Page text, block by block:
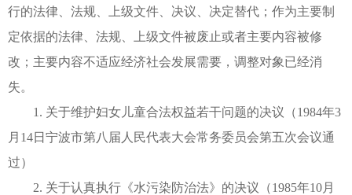
行的法律、法规、上级文件、决议、决定替代；作为主要制
定依据的法律、法规、上级文件被废止或者主要内容被修
改；主要内容不适应经济社会发展需要，调整对象已经消
失。
1. 关于维护妇女儿童合法权益若干问题的决议（1984年3
月14日宁波市第八届人民代表大会常务委员会第五次会议通
过）
2. 关于认真执行《水污染防治法》的决议（1985年10月